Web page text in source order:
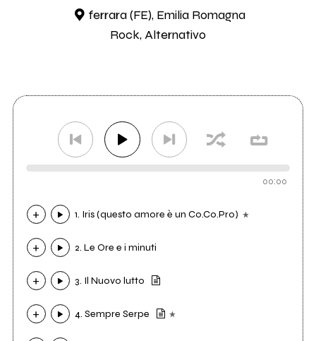
ferrara (FE), Emilia Romagna
Rock, Alternativo
00:00
1. Iris (questo amore è un Co.Co.Pro)
2. Le Ore e i minuti
3. Il Nuovo lutto
4. Sempre Serpe